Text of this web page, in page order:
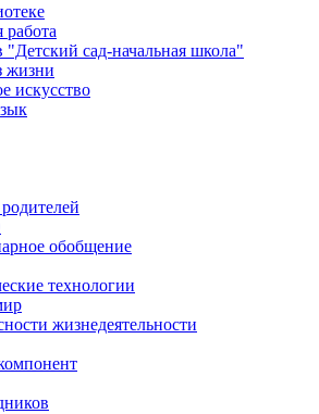
работа
"Детский сад-начальная школа"
жизни
искусство
обобщение
технологии
жизнедеятельности